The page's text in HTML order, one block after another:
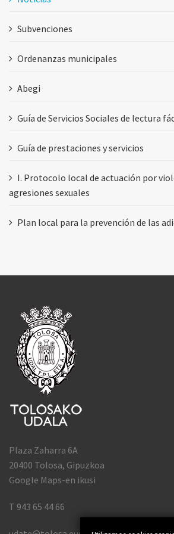
Subvenciones
Ordenanzas municipales
Abegi
Guía de Servicios Sociales de lectura
Guía de prestaciones y servicios
I. Protocolo local de actuación por
agresiones sexuales
Plan local para la prevención de las
Plaza Zaharra 6A
20400 Tolosa, Gipuzkoa
Google Maps-en ikusi
T 943 65 44 66